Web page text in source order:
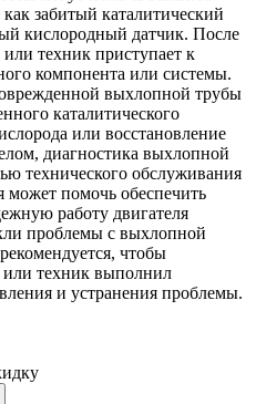
забитый каталитический
кислородный датчик. После
техник приступает к
компонента или системы.
выхлопной трубы
каталитического
или восстановление
диагностика выхлопной
технического обслуживания
может помочь обеспечить
работу двигателя
проблемы с выхлопной
чтобы
техник выполнил
и устранения проблемы.